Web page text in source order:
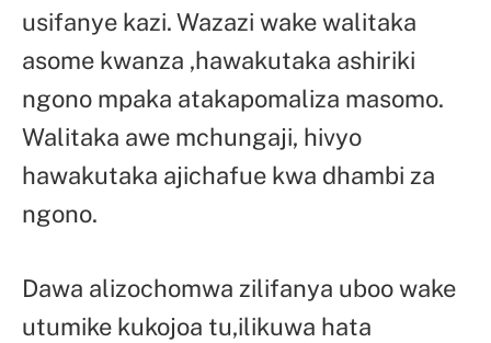
usifanye kazi. Wazazi wake walitaka
asome kwanza ,hawakutaka ashiriki
ngono mpaka atakapomaliza masomo.
Walitaka awe mchungaji, hivyo
hawakutaka ajichafue kwa dhambi za
ngono.
Dawa alizochomwa zilifanya uboo wake
utumike kukojoa tu,ilikuwa hata